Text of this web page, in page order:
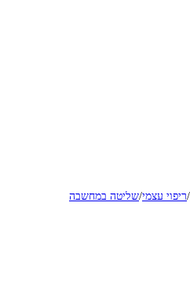
/ריפוי עצמי/שליטה במחשבה